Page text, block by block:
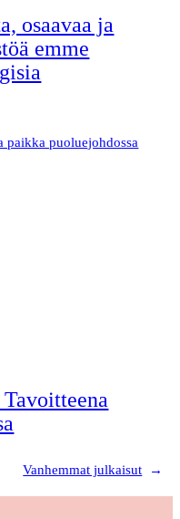
osaavaa ja
emme
Vanhemmat julkaisut →